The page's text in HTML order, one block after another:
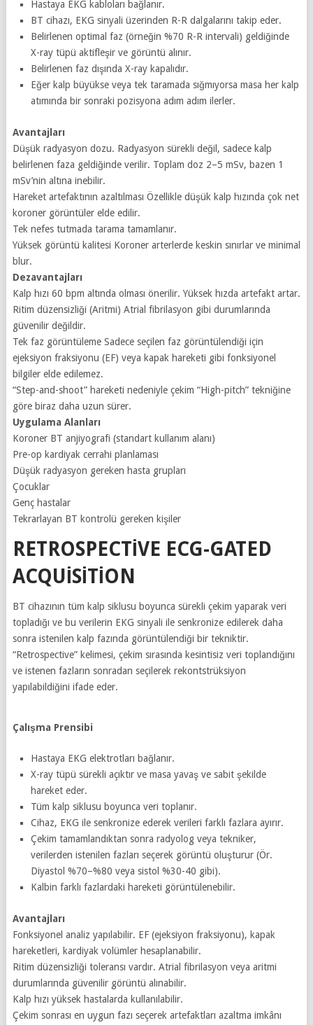
Hastaya EKG kabloları bağlanır.
BT cihazı, EKG sinyali üzerinden R-R dalgalarını takip eder.
Belirlenen optimal faz (örneğin %70 R-R intervali) geldiğinde
X-ray tüpü aktifleşir ve görüntü alınır.
Belirlenen faz dışında X-ray kapalıdır.
Eğer kalp büyükse veya tek taramada sığmıyorsa masa her kalp
atımında bir sonraki pozisyona adım adım ilerler.
Avantajları
Düşük radyasyon dozu. Radyasyon sürekli değil, sadece kalp
belirlenen faza geldiğinde verilir. Toplam doz 2–5 mSv, bazen 1
mSv’nin altına inebilir.
Hareket artefaktının azaltılması Özellikle düşük kalp hızında çok net
koroner görüntüler elde edilir.
Tek nefes tutmada tarama tamamlanır.
Yüksek görüntü kalitesi Koroner arterlerde keskin sınırlar ve minimal
blur.
Dezavantajları
Kalp hızı 60 bpm altında olması önerilir. Yüksek hızda artefakt artar.
Ritim düzensizliği (Aritmi) Atrial fibrilasyon gibi durumlarında
güvenilir değildir.
Tek faz görüntüleme Sadece seçilen faz görüntülendiği için
ejeksiyon fraksiyonu (EF) veya kapak hareketi gibi fonksiyonel
bilgiler elde edilemez.
“Step-and-shoot” hareketi nedeniyle çekim “High-pitch” tekniğine
göre biraz daha uzun sürer.
Uygulama Alanları
Koroner BT anjiyografi (standart kullanım alanı)
Pre-op kardiyak cerrahi planlaması
Düşük radyasyon gereken hasta grupları
Çocuklar
Genç hastalar
Tekrarlayan BT kontrolü gereken kişiler
RETROSPECTIVE ECG-GATED
ACQUISITION
BT cihazının tüm kalp siklusu boyunca sürekli çekim yaparak veri
topladığı ve bu verilerin EKG sinyali ile senkronize edilerek daha
sonra istenilen kalp fazında görüntülendiği bir tekniktir.
“Retrospective” kelimesi, çekim sırasında kesintisiz veri toplandığını
ve istenen fazların sonradan seçilerek rekontstrüksiyon
yapılabildiğini ifade eder.
Çalışma Prensibi
Hastaya EKG elektrotları bağlanır.
X-ray tüpü sürekli açıktır ve masa yavaş ve sabit şekilde
hareket eder.
Tüm kalp siklusu boyunca veri toplanır.
Cihaz, EKG ile senkronize ederek verileri farklı fazlara ayırır.
Çekim tamamlandıktan sonra radyolog veya tekniker,
verilerden istenilen fazları seçerek görüntü oluşturur (Ör.
Diyastol %70–%80 veya sistol %30-40 gibi).
Kalbin farklı fazlardaki hareketi görüntülenebilir.
Avantajları
Fonksiyonel analiz yapılabilir. EF (ejeksiyon fraksiyonu), kapak
hareketleri, kardiyak volümler hesaplanabilir.
Ritim düzensizliği toleransı vardır. Atrial fibrilasyon veya aritmi
durumlarında güvenilir görüntü alınabilir.
Kalp hızı yüksek hastalarda kullanılabilir.
Çekim sonrası en uygun fazı seçerek artefaktları azaltma imkânı